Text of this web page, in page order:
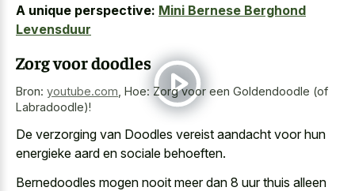
A unique perspective: Mini Bernese Berghond
Levensduur
Zorg voor doodles
Bron: youtube.com Hoe: Zorg voor een Goldendoodle (of
Labradoodle)!
De verzorging van Doodles vereist aandacht voor hun
energieke aard en sociale behoeften.
Bernedoodles mogen nooit meer dan 8 uur thuis alleen